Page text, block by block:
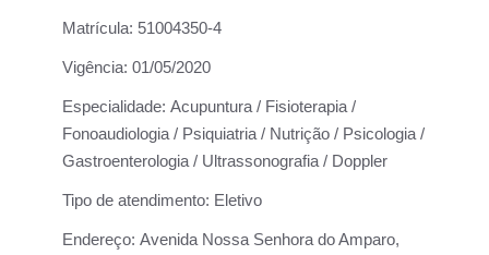
Matrícula: 51004350-4
Vigência: 01/05/2020
Especialidade: Acupuntura / Fisioterapia /
Fonoaudiologia / Psiquiatria / Nutrição / Psicologia /
Gastroenterologia / Ultrassonografia / Doppler
Tipo de atendimento: Eletivo
Endereço: Avenida Nossa Senhora do Amparo,